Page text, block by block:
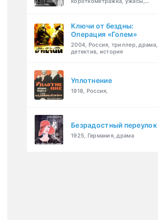
Ключи от бездны:
Операция «Голем»
2004, Россия, триллер, драма,
детектив, история
Уплотнение
1918, Россия,
Безрадостный переулок
1925, Германия, драма